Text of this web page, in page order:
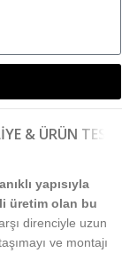
& ÜRÜN
yapısıyla
üretim olan bu
direnciyle uzun
taşımayı ve montajı